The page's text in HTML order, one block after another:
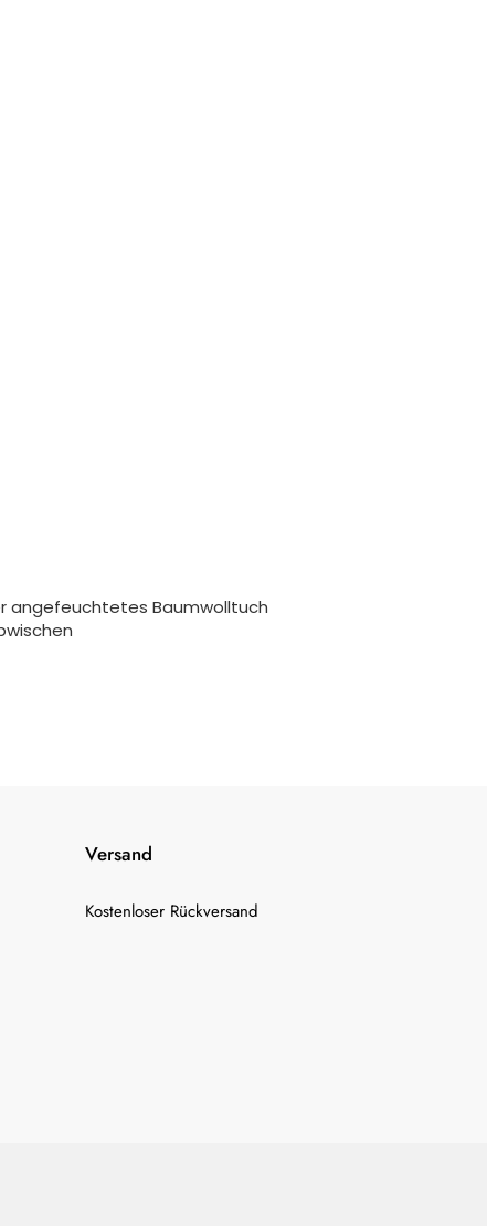
angefeuchtetes Baumwolltuch
Versand
Kostenloser Rückversand